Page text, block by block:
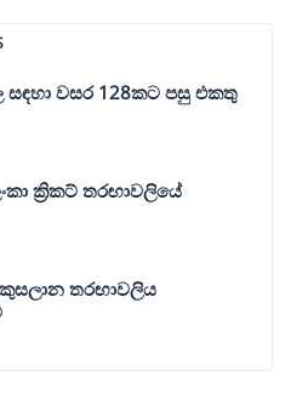
වසර 128කට පසු එකතු
ක්‍රිකට් තරඟාවලියේ
තරඟාවලිය